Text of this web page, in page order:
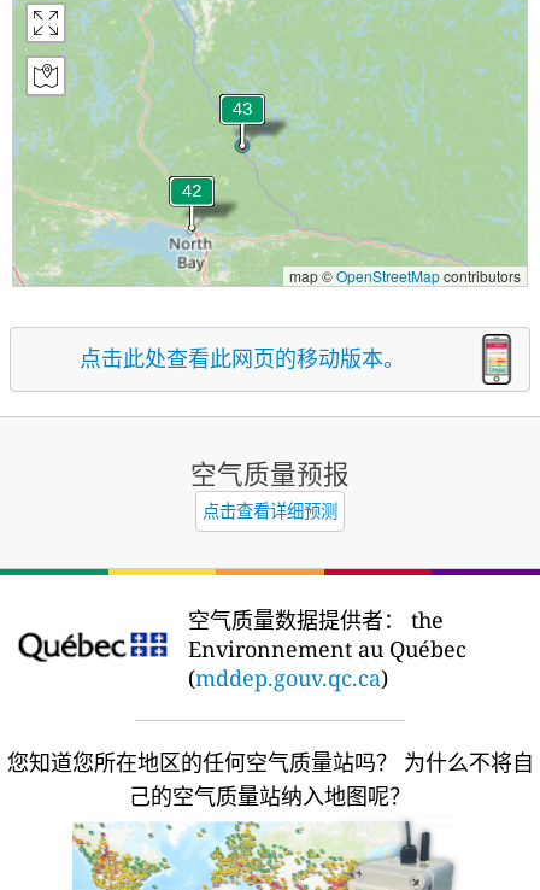
map ©OpenStreetMapcontributors
点击此处查看此网页的移动版本。
空气质量预报
点击查看详细预测
空气质量数据提供者：
the
Environnement au Québec
(mddep.gouv.qc.ca)
您知道您所在地区的任何空气质量站吗？
为什么不将自
己的空气质量站纳入地图呢？